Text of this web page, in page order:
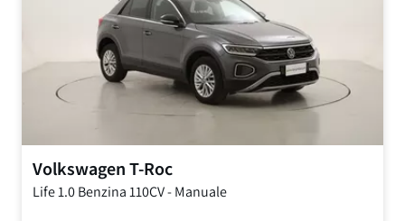
VolkswagenT-Roc
Life1.0 Benzina 110CV-Manuale